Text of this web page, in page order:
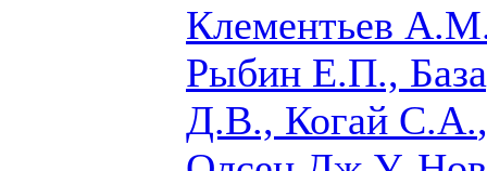
Клементьев
Рыбин Е.П.,
Д.В., Когай С.А.